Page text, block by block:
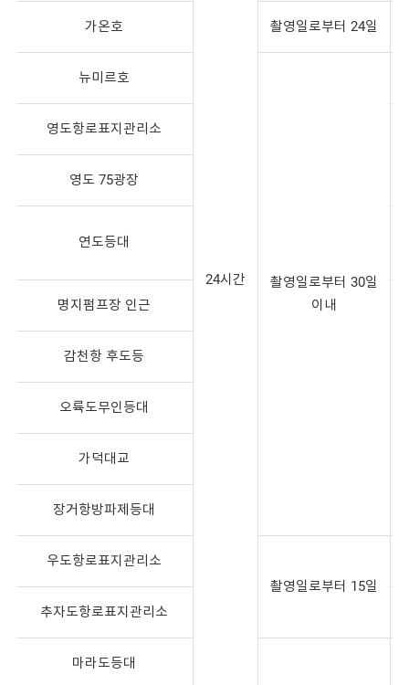
24시간
가온호 촬영일로부터 24일
뉴미르호
촬영일로부터 30일
이내
영도항로표지관리소
영도 75광장
연도등대
명지펌프장 인근
감천항 후도등
오륙도무인등대
가덕대교
장거항방파제등대
우도항로표지관리소
촬영일로부터 15일
추자도항로표지관리소
마라도등대